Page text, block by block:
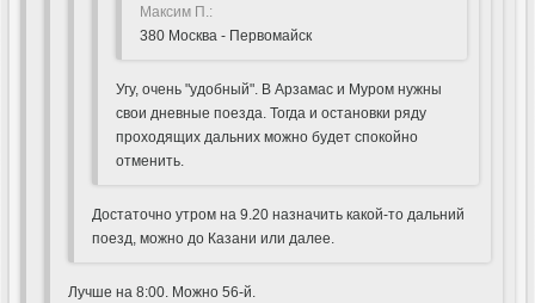
Максим П.:
380 Москва - Первомайск
Угу, очень "удобный". В Арзамас и Муром нужны
свои дневные поезда. Тогда и остановки ряду
проходящих дальних можно будет спокойно
отменить.
Достаточно утром на 9.20 назначить какой-то дальний
поезд, можно до Казани или далее.
Лучше на 8:00. Можно 56-й.